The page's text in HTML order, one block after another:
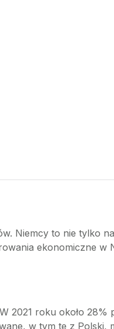
Niemcy to nie tylko
ekonomiczne w
2021 roku około 28%
w tym te z Polski,